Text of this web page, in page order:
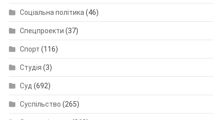
Соціальна політика (46)
Спецпроекти (37)
Спорт (116)
Студія (3)
Суд (692)
Суспільство (265)